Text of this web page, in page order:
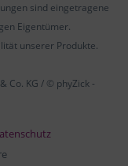
sind eingetragene
Eigentümer.
unserer Produkte.
Co. KG / © phyZick -